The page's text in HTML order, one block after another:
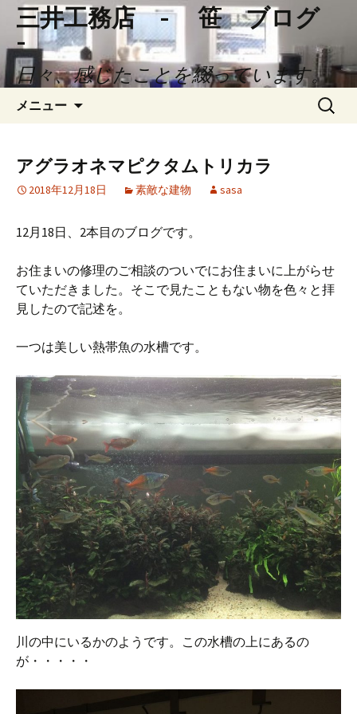
三井工務店 - 笹 ブログ
-
日々、感じたことを綴っています。
メニュー
ツ
へ
キ
プ
検
索:
アグラオネマピクタムトリカラ
2018年12月18日 素敵な建物 sasa
12月18日、2本目のブログです。
お住まいの修理のご相談のついでにお住まいに上がらせ
ていただきました。そこで見たこともない物を色々と拝
見したので記述を。
一つは美しい熱帯魚の水槽です。
川の中にいるかのようです。この水槽の上にあるの
が・・・・・